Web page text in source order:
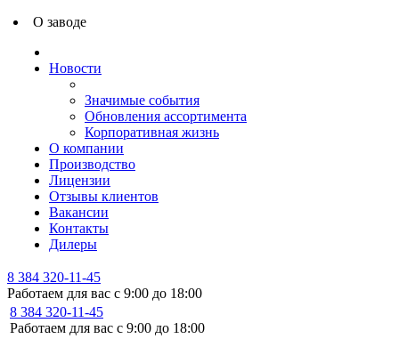
О заводе
Новости
Значимые события
Обновления ассортимента
Корпоративная жизнь
О компании
Производство
Лицензии
Отзывы клиентов
Вакансии
Контакты
Дилеры
8 384 320-11-45
Работаем для вас с 9:00 до 18:00
8 384 320-11-45
Работаем для вас с 9:00 до 18:00